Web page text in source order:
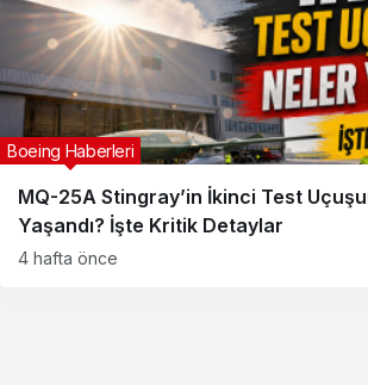
MQ-25A Stingray’in İkinci Test
Yaşandı? İşte Kritik Detaylar
Boeing Haberleri
4 hafta önce